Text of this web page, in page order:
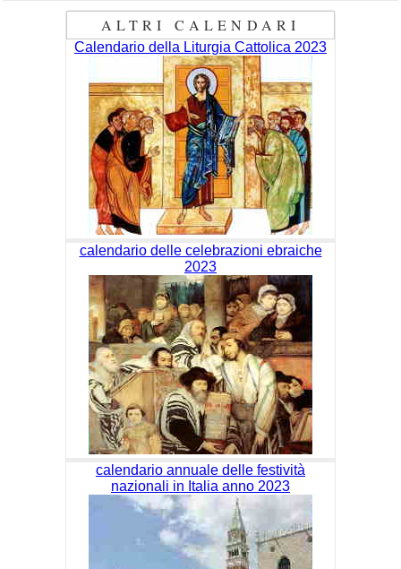
ALTRI CALENDARI
Calendario della Liturgia Cattolica 2023
calendario delle celebrazioni ebraiche
2023
calendario annuale delle festività
nazionali in Italia anno 2023